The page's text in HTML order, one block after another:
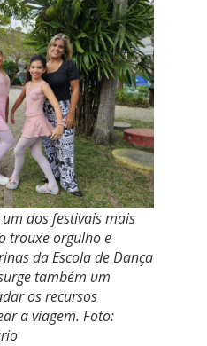
dos festivais mais
trouxe orgulho e
da Escola de Dança
também um
os recursos
a viagem. Foto: